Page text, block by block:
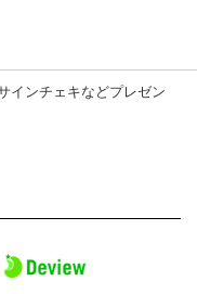
インチェキなどプレゼン